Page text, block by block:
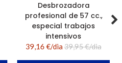
Desbrozadora
profesional de 57 cc.,
especial trabajos
intensivos
39,16 €/dia39,95 €/dia